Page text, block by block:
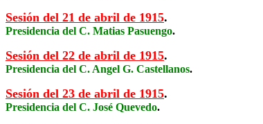
Sesión del 21 de abril de 1915.
Presidencia del C. Matias Pasuengo.
Sesión del 22 de abril de 1915.
Presidencia del C. Angel G. Castellanos.
Sesión del 23 de abril de 1915.
Presidencia del C. José Quevedo.